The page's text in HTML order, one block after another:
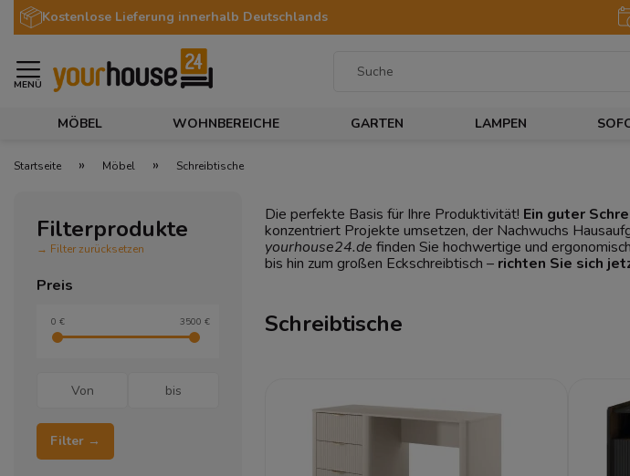
Kostenlose Lieferung innerhalb Deutschlands
MENÜ
MÖBEL WOHNBEREICHE GARTEN LAMPEN
Startseite » Möbel » Schreibtische
Filterprodukte
→ Filter zurücksetzen
Preis
0 € 3500 €
Filter →
Die perfekte Basis für Ihre Produktivität! Ein guter
konzentriert Projekte umsetzen, der Nachwuchs
yourhouse24.de finden Sie hochwertige und
bis hin zum großen Eckschreibtisch – richten Sie sich
Schreibtische